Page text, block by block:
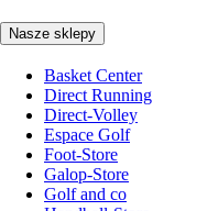
Nasze sklepy
Basket Center
Direct Running
Direct-Volley
Espace Golf
Foot-Store
Galop-Store
Golf and co